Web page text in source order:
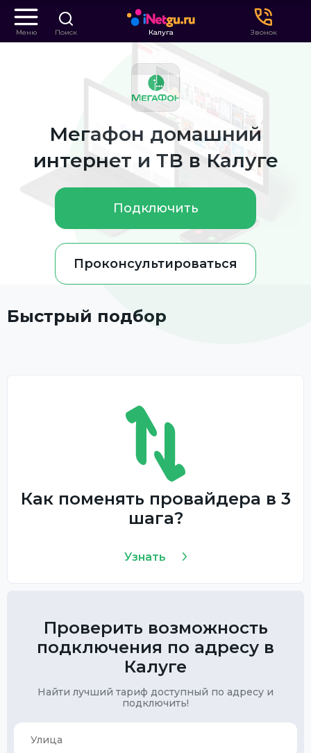
Меню Поиск Калуга Звонок
Мегафон домашний
интернет и ТВ в Калуге
Подключить
Проконсультироваться
Быстрый подбор
Как поменять провайдера в 3
шага?
Узнать
Проверить возможность
подключения по адресу в
Калуге
Найти лучший тариф доступный по адресу и
подключить!